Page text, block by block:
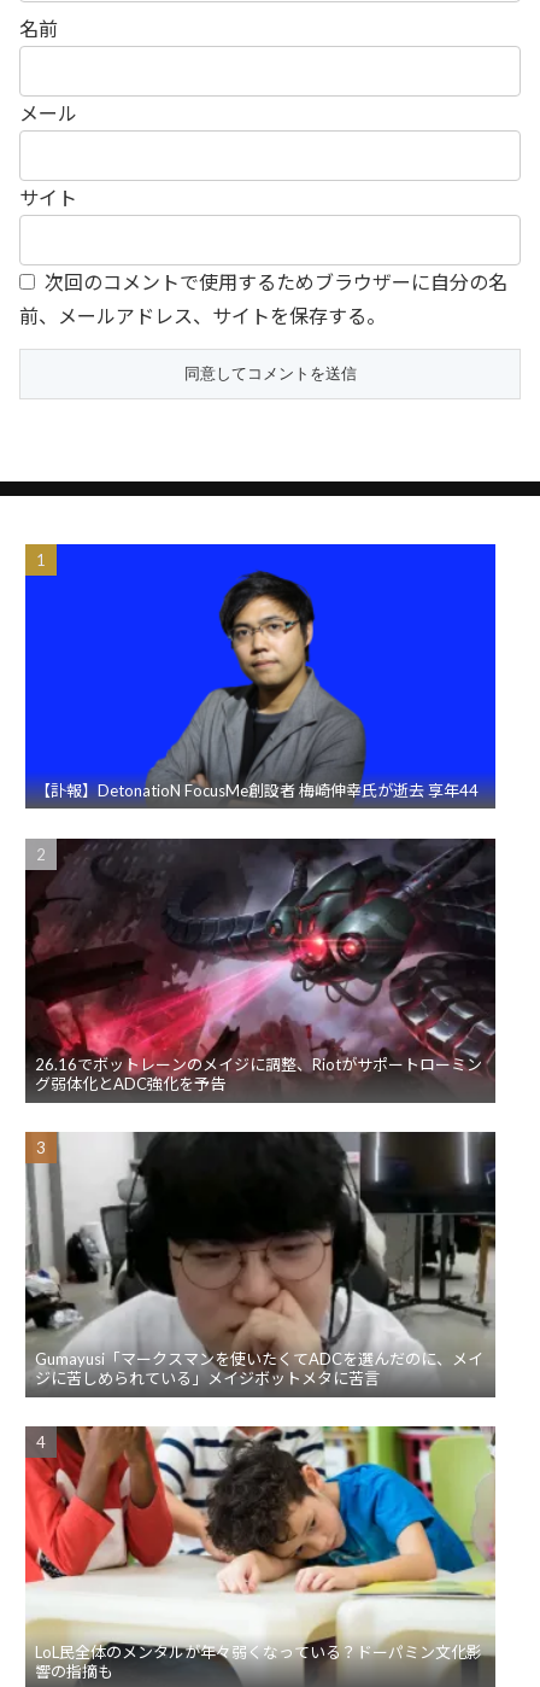
名前
メール
サイト
次回のコメントで使用するためブラウザーに自分の名
前、メールアドレス、サイトを保存する。
【訃報】DetonatioN FocusMe創設者 梅崎伸幸氏が逝去 享年44
26.16でボットレーンのメイジに調整、Riotがサポートローミン
グ弱体化とADC強化を予告
Gumayusi「マークスマンを使いたくてADCを選んだのに、メイ
ジに苦しめられている」メイジボットメタに苦言
LoL民全体のメンタルが年々弱くなっている？ドーパミン文化影
響の指摘も